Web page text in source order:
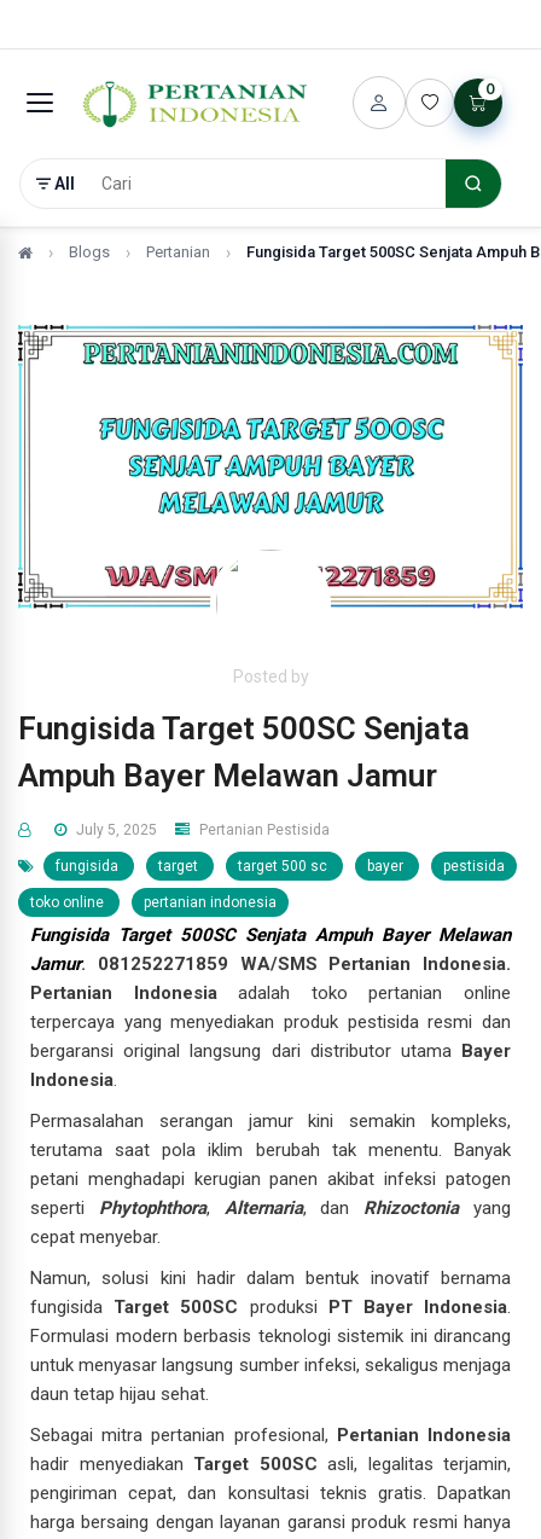
All
0
Blogs Pertanian Fungisida Target 500SC Senjata Ampuh
Posted by
Fungisida Target 500SC Senjata
Ampuh Bayer Melawan Jamur
July 5, 2025 Pertanian Pestisida
fungisida target target 500 sc bayer pestisida
toko online pertanian indonesia
Fungisida Target 500SC Senjata Ampuh Bayer Melawan
Jamur. 081252271859 WA/SMS Pertanian Indonesia.
Pertanian Indonesiaadalah toko pertanian online
terpercaya yang menyediakan produk pestisida resmi dan
bergaransi original langsung dari distributor utama Bayer
Indonesia.
Permasalahan serangan jamur kini semakin kompleks,
terutama saat pola iklim berubah tak menentu. Banyak
petani menghadapi kerugian panen akibat infeksi patogen
seperti Phytophthora, Alternaria, dan Rhizoctoniayang
cepat menyebar.
Namun, solusi kini hadir dalam bentuk inovatif bernama
fungisida Target 500SC produksi PT Bayer Indonesia.
Formulasi modern berbasis teknologi sistemik ini dirancang
untuk menyasar langsung sumber infeksi, sekaligus menjaga
daun tetap hijau sehat.
Sebagai mitra pertanian profesional, Pertanian Indonesia
hadir menyediakan Target 500SC asli, legalitas terjamin,
pengiriman cepat, dan konsultasi teknis gratis. Dapatkan
harga bersaing dengan layanan garansi produk resmi hanya